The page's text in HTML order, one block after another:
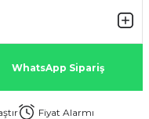
WhatsApp Sipariş
Fiyat Alarmı